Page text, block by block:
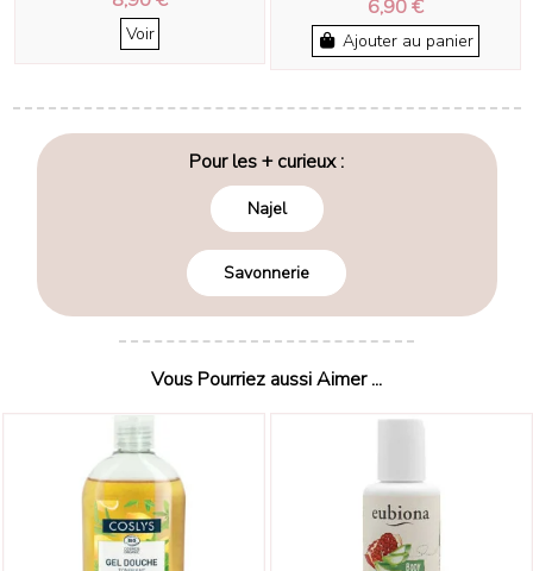
Voir
6,90 €
Ajouter au panier
Pour les + curieux :
Najel
Savonnerie
Vous Pourriez aussi Aimer ...